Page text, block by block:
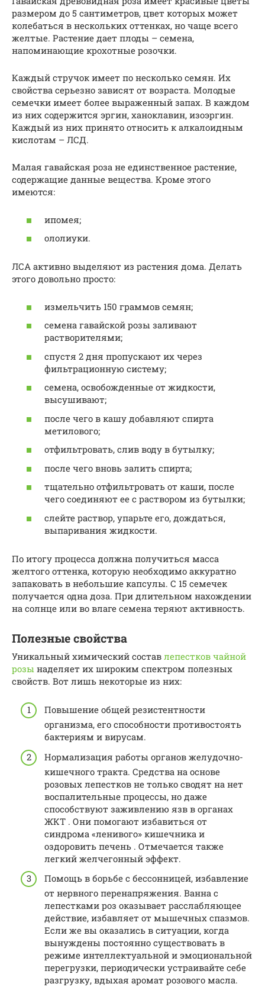
размером до 5 сантиметров, цвет которых может
колебаться в нескольких оттенках, но чаще всего
желтые. Растение дает плоды – семена,
напоминающие крохотные розочки.
Каждый стручок имеет по несколько семян. Их
свойства серьезно зависят от возраста. Молодые
семечки имеет более выраженный запах. В каждом
из них содержится эргин, ханоклавин, изоэргин.
Каждый из них принято относить к алкалоидным
кислотам – ЛСД.
Малая гавайская роза не единственное растение,
содержащие данные вещества. Кроме этого
имеются:
ипомея;
ололиуки.
ЛСА активно выделяют из растения дома. Делать
этого довольно просто:
измельчить 150 граммов семян;
семена гавайской розы заливают
растворителями;
спустя 2 дня пропускают их через
фильтрационную систему;
семена, освобожденные от жидкости,
высушивают;
после чего в кашу добавляют спирта
метилового;
отфильтровать, слив воду в бутылку;
после чего вновь залить спирта;
тщательно отфильтровать от каши, после
чего соединяют ее с раствором из бутылки;
слейте раствор, упарьте его, дождаться,
выпаривания жидкости.
По итогу процесса должна получиться масса
желтого оттенка, которую необходимо аккуратно
запаковать в небольшие капсулы. С 15 семечек
получается одна доза. При длительном нахождении
на солнце или во влаге семена теряют активность.
Полезные свойства
Уникальный химический состав лепестков чайной
розы наделяет их широким спектром полезных
свойств. Вот лишь некоторые из них:
Повышение общей резистентности
организма, его способности противостоять
бактериям и вирусам.
Нормализация работы органов желудочно-
кишечного тракта. Средства на основе
розовых лепестков не только сводят на нет
воспалительные процессы, но даже
способствуют заживлению язв в органах
ЖКТ . Они помогают избавиться от
синдрома «ленивого» кишечника и
оздоровить печень . Отмечается также
легкий желчегонный эффект.
Помощь в борьбе с бессонницей, избавление
от нервного перенапряжения. Ванна с
лепестками роз оказывает расслабляющее
действие, избавляет от мышечных спазмов.
Если же вы оказались в ситуации, когда
вынуждены постоянно существовать в
режиме интеллектуальной и эмоциональной
перегрузки, периодически устраивайте себе
разгрузку, вдыхая аромат розового масла.